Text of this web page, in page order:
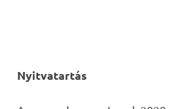
Nyitvatartás